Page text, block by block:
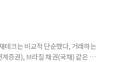
2배… 레버리지의 두 얼
테크는 비교적 단순했다, 거래하는
증권), 브라질 채권(국채) 같은 고